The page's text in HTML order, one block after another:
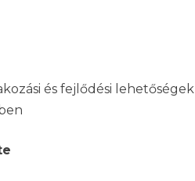
és fejlődési lehetőségek